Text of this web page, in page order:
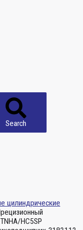
Search
цилиндрические
HC5SP